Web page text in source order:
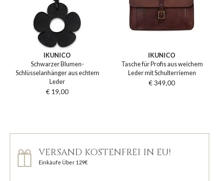
IKUNICO
Schwarzer Blumen-
Schlüsselanhänger aus echtem
Leder
€ 19,00
IKUNICO
Tasche für Profis aus weichem
Leder mit Schulterriemen
€ 349,00
VERSAND KOSTENFREI IN EU!
Einkäufe Über 129€